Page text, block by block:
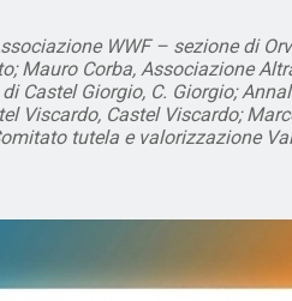
WWF – sezione di
Corba, Associazione
Castel Giorgio, C. Giorgio;
Viscardo, Castel Viscardo;
tutela e valorizzazione